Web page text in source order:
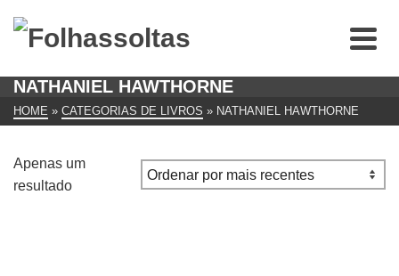
NATHANIEL HAWTHORNE
HOME » CATEGORIAS DE LIVROS » NATHANIEL HAWTHORNE
Apenas um
resultado